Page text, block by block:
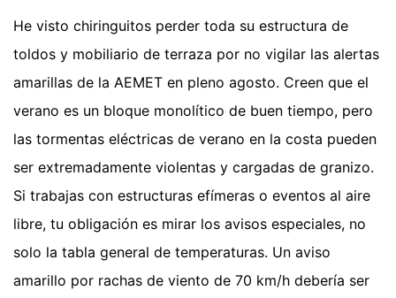
He visto chiringuitos perder toda su estructura de
toldos y mobiliario de terraza por no vigilar las alertas
amarillas de la AEMET en pleno agosto. Creen que el
verano es un bloque monolítico de buen tiempo, pero
las tormentas eléctricas de verano en la costa pueden
ser extremadamente violentas y cargadas de granizo.
Si trabajas con estructuras efímeras o eventos al aire
libre, tu obligación es mirar los avisos especiales, no
solo la tabla general de temperaturas. Un aviso
amarillo por rachas de viento de 70 km/h debería ser